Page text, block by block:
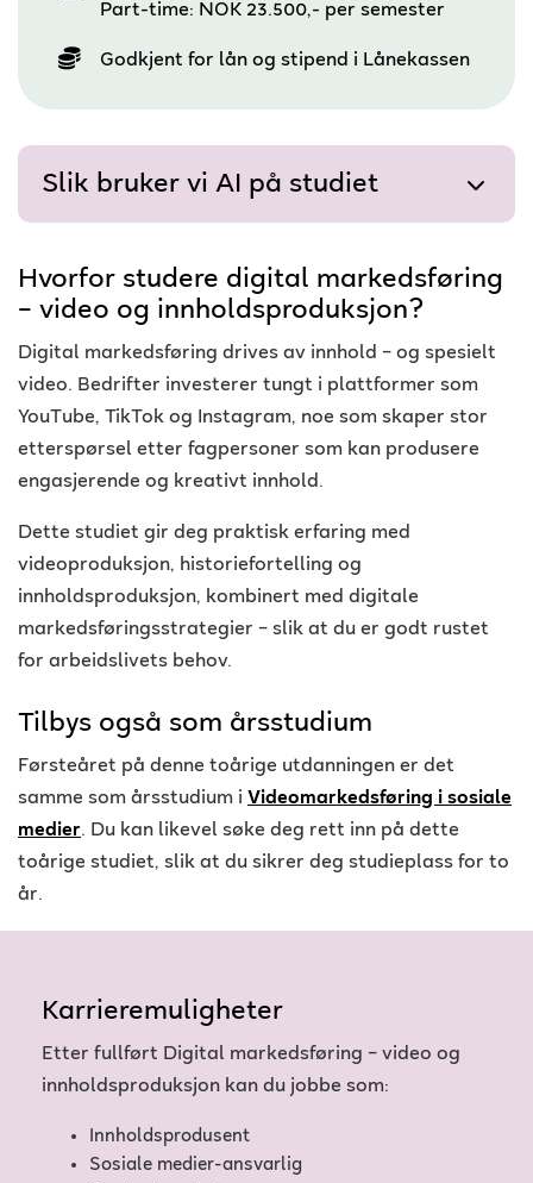
Part-time: NOK 23.500,- per semester
Godkjent for lån og stipend i Lånekassen
Slik bruker vi AI på studiet
Hvorfor studere digital markedsføring
– video og innholdsproduksjon?
Digital markedsføring drives av innhold – og spesielt
video. Bedrifter investerer tungt i plattformer som
YouTube, TikTok og Instagram, noe som skaper stor
etterspørsel etter fagpersoner som kan produsere
engasjerende og kreativt innhold.
Dette studiet gir deg praktisk erfaring med
videoproduksjon, historiefortelling og
innholdsproduksjon, kombinert med digitale
markedsføringsstrategier – slik at du er godt rustet
for arbeidslivets behov.
Tilbys også som årsstudium
Førsteåret på denne toårige utdanningen er det
samme som årsstudium i Videomarkedsføring i sosiale
medier. Du kan likevel søke deg rett inn på dette
toårige studiet, slik at du sikrer deg studieplass for to
år.
Karrieremuligheter
Etter fullført Digital markedsføring – video og
innholdsproduksjon kan du jobbe som:
Innholdsprodusent
Sosiale medier-ansvarlig